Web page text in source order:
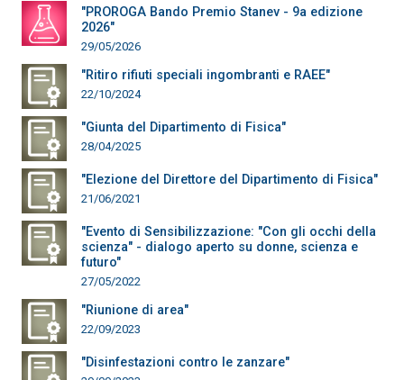
"PROROGA Bando Premio Stanev - 9a edizione
2026"
29/05/2026
"Ritiro rifiuti speciali ingombranti e RAEE"
22/10/2024
"Giunta del Dipartimento di Fisica"
28/04/2025
"Elezione del Direttore del Dipartimento di Fisica"
21/06/2021
"Evento di Sensibilizzazione: "Con gli occhi della
scienza" - dialogo aperto su donne, scienza e
futuro"
27/05/2022
"Riunione di area"
22/09/2023
"Disinfestazioni contro le zanzare"